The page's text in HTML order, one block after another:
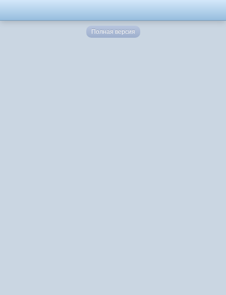
Полная версия